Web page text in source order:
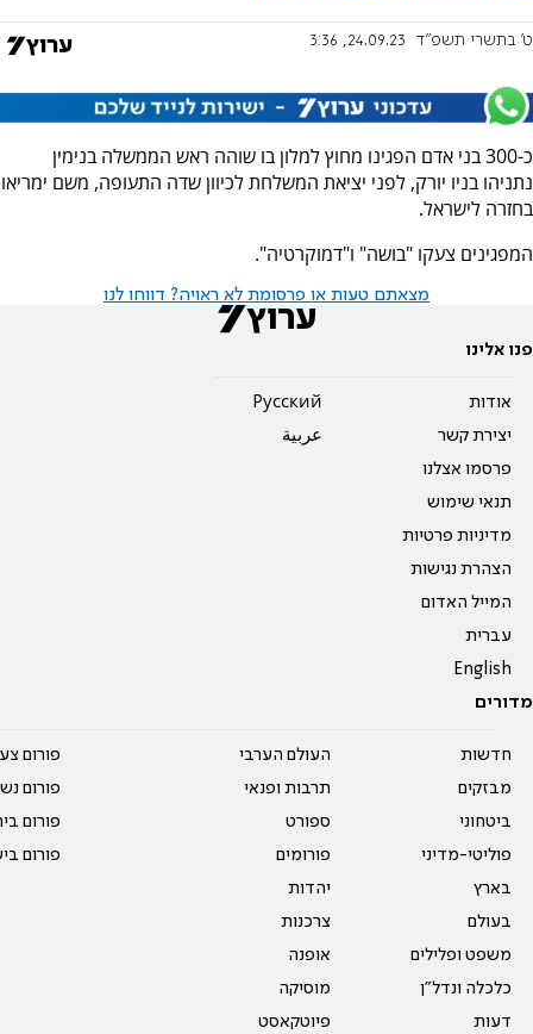
ט' בתשרי תשפ"ד 24.09.23, 3:36
כ-300 בני אדם הפגינו מחוץ למלון בו שוהה ראש הממשלה בנימין
נתניהו בניו יורק, לפני יציאת המשלחת לכיוון שדה התעופה, משם ימריאו
בחזרה לישראל.
המפגינים צעקו "בושה" ו"דמוקרטיה".
מצאתם טעות או פרסומת לא ראויה? דווחו לנו
פנו אלינו
אודות
יצירת קשר
פרסמו אצלנו
תנאי שימוש
מדיניות פרטיות
הצהרת נגישות
המייל האדום
עברית
English
Pусский
عربية
מדורים
חדשות
מבזקים
ביטחוני
פוליטי-מדיני
בארץ
בעולם
משפט ופלילים
כלכלה ונדל"ן
דעות
העולם הערבי
תרבות ופנאי
ספורט
פורומים
יהדות
צרכנות
אופנה
מוסיקה
פיוטקאסט
פורום
פורום
פורום
פורום